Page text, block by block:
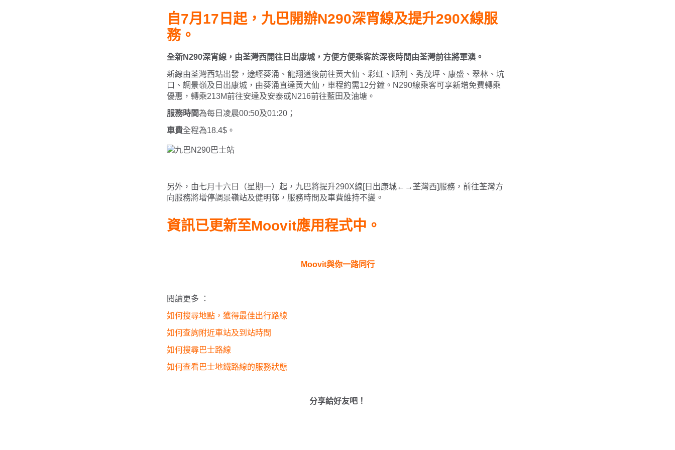
自7月17日起，九巴開辦N290深宵線及提升290X線服
務。
全新N290深宵線，由荃灣西開往日出康城，方便方便乘客於深夜時間由荃灣前往將軍澳。
新線由荃灣西站出發，途經葵涌、龍翔道後前往黃大仙、彩虹、順利、秀茂坪、康盛、翠林、坑
口、調景嶺及日出康城，由葵涌直達黃大仙，車程約需12分鐘。N290線乘客可享新增免費轉乘
優惠，轉乘213M前往安達及安泰或N216前往藍田及油塘。
服務時間為每日凌晨00:50及01:20；
車費全程為18.4$。
另外，由七月十六日（星期一）起，九巴將提升290X線[日出康城←→荃灣西]服務，前往荃灣方
向服務將增停調景嶺站及健明邨，服務時間及車費維持不變。
資訊已更新至Moovit應用程式中。
Moovit與你一路同行
閱讀更多 ：
如何搜尋地點，獲得最佳出行路線
如何查詢附近車站及到站時間
如何搜尋巴士路線
如何查看巴士地鐵路線的服務狀態
分享給好友吧！